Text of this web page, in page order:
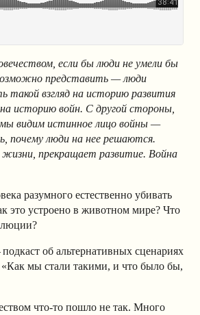
если бы люди не умели бы
представить — люди
такой взгляд на историю развития
историю войн. С другой стороны,
видим истинное лицо войны —
почему люди на нее решаются.
прекращает развитие. Война
разумного естественно убивать
это устроено в животном мире? Что
об альтернативных сценариях
«Как мы стали такими, и что было бы,
что-то пошло не так. Много